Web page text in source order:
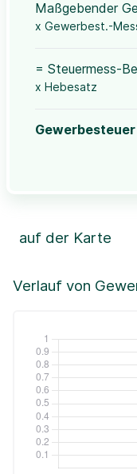
Maßgebender
x Gewerbest.-
= Steuermess-
x Hebesatz
Gewerbesteuer
Verlauf von
auf der Karte
+
Leaflet|